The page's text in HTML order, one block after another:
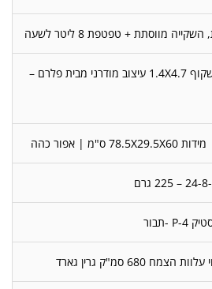
גגון Sophia XL אפור-שקוף 1.4X4.7 עיצוב מודרני מבית פלרם –